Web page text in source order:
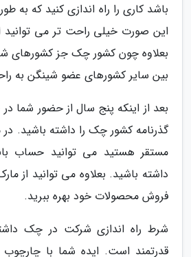
باشد کاری را راه اندازی کنید که به
این صورت خیلی راحت تر می توانید
بعلاوه چون کشور چک جز کشورهای
بین سایر کشورهای عضو شینگن به
بعد از اینکه پنج سال از حضور شما
گذرنامه کشور چک را داشته باشید.
مستقر هستید می توانید حساب
داشته باشید. بعلاوه می توانید از
فروش محصولات خود بهره ببرید.
شرط راه اندازی شرکت در چک
قدرتمند است. ایده شما با